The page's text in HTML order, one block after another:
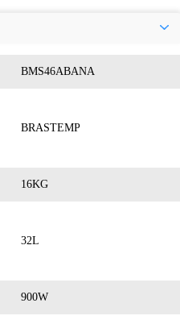
BMS46ABANA
BRASTEMP
16KG
32L
900W